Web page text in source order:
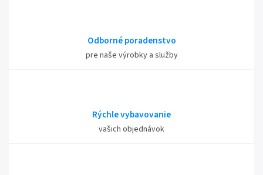
Odborné poradenstvo
pre naše výrobky a služby
Rýchle vybavovanie
vašich objednávok